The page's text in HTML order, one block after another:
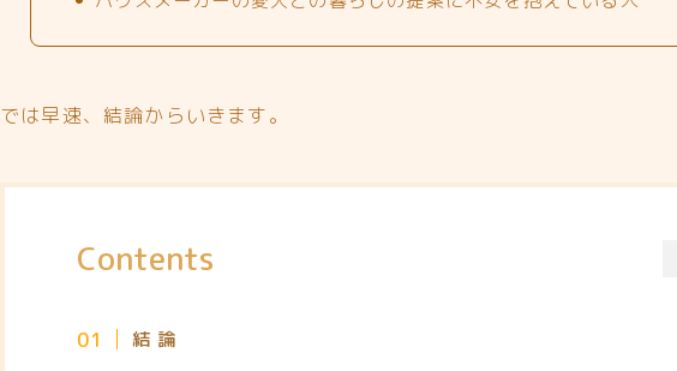
では早速、結論からいきます。
Contents
結 論